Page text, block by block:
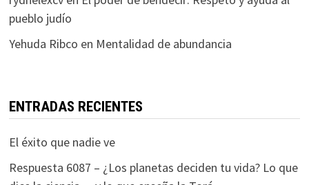
pueblo judío
Yehuda Ribco en Mentalidad de abundancia
ENTRADAS RECIENTES
El éxito que nadie ve
Respuesta 6087 – ¿Los planetas deciden tu vida? Lo que